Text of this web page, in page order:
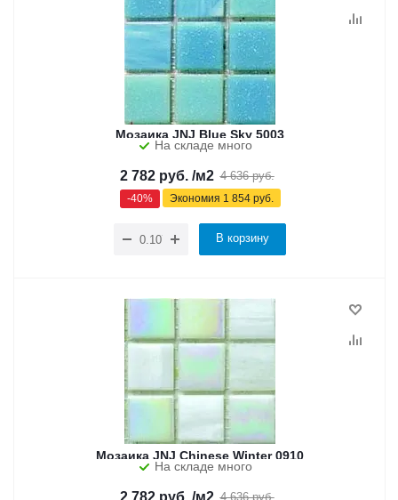
Мозаика JNJ Blue Sky 5003
На складе много
2 782руб. /м2 4 636руб.
-40% Экономия 1 854руб.
В корзину
Мозаика JNJ Chinese Winter 0910
На складе много
2 782руб. /м2 4 636руб.